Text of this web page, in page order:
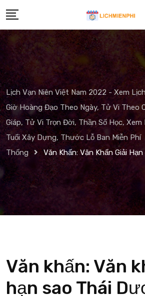
to
content
Lịch Vạn Niên Việt Nam 2022 - Xem
Giờ Hoàng Đạo Theo Ngày, Tử Vi Theo
Giáp, Tử Vi Trọn Đời, Thần Số Học,
Tuổi Xây Dựng, Thước Lỗ Ban Miễn Phí
Thống
Văn Khấn: Văn Khấn Giải
Văn khấn: Văn
hạn sao Thái